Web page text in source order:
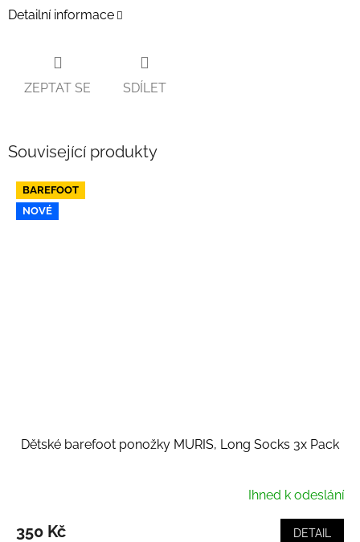
Detailní informace
ZEPTAT SE SDÍLET
Související produkty
BAREFOOT
NOVÉ
Dětské barefoot ponožky MURIS, Long Socks 3x Pack
Ihned k odeslání
350 Kč DETAIL